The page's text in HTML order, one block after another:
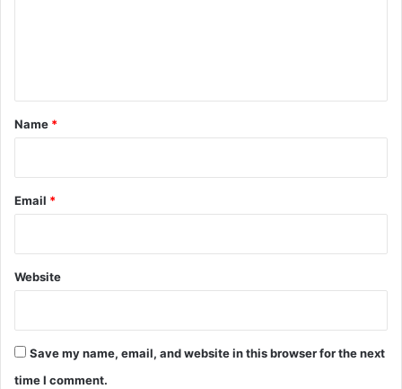
*
Name *
Email *
Website
Save my name, email, and website in this browser for the next
time I comment.